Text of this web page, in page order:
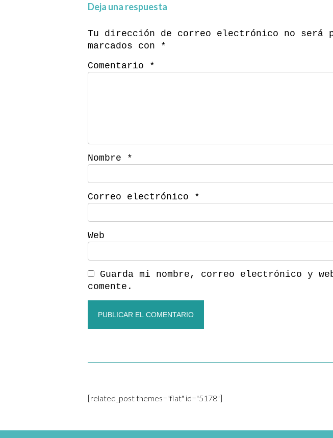
Deja una respuesta
Tu dirección de correo electrónico no será
marcados con *
Comentario *
Nombre *
Correo electrónico *
Web
Guarda mi nombre, correo electrónico y
comente.
[related_post themes="flat" id="5178"]